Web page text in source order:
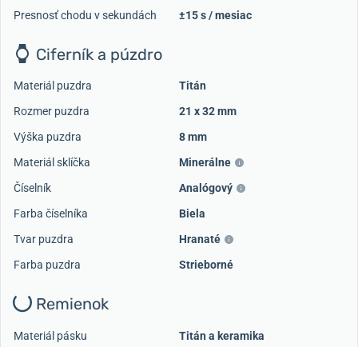
Presnosť chodu v sekundách
±15 s / mesiac
Ciferník a púzdro
Materiál puzdra
Titán
Rozmer puzdra
21 x 32 mm
Výška puzdra
8 mm
Materiál sklíčka
Minerálne
Číselník
Analógový
Farba číselníka
Biela
Tvar puzdra
Hranaté
Farba puzdra
Strieborné
Remienok
Materiál pásku
Titán a keramika